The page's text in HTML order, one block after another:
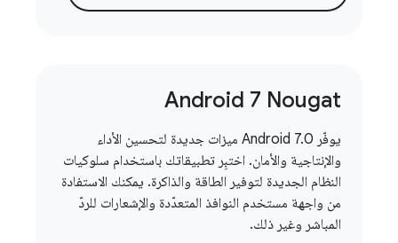
Android 7 Nougat
يوفّر Android 7.0 ميزات جديدة لتحسين الأداء
والإنتاجية والأمان. اختبِر تطبيقاتك باستخدام سلوكيات
النظام الجديدة لتوفير الطاقة والذاكرة. يمكنك الاستفادة
من واجهة مستخدم النوافذ المتعدّدة والإشعارات للردّ
المباشر وغير ذلك.